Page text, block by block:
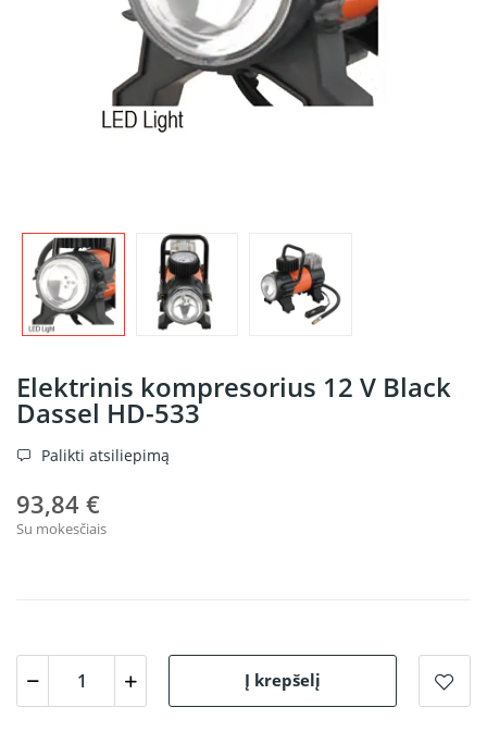
Elektrinis kompresorius 12 V Black
Dassel HD-533
Palikti atsiliepimą
93,84 €
Su mokesčiais
Į krepšelį